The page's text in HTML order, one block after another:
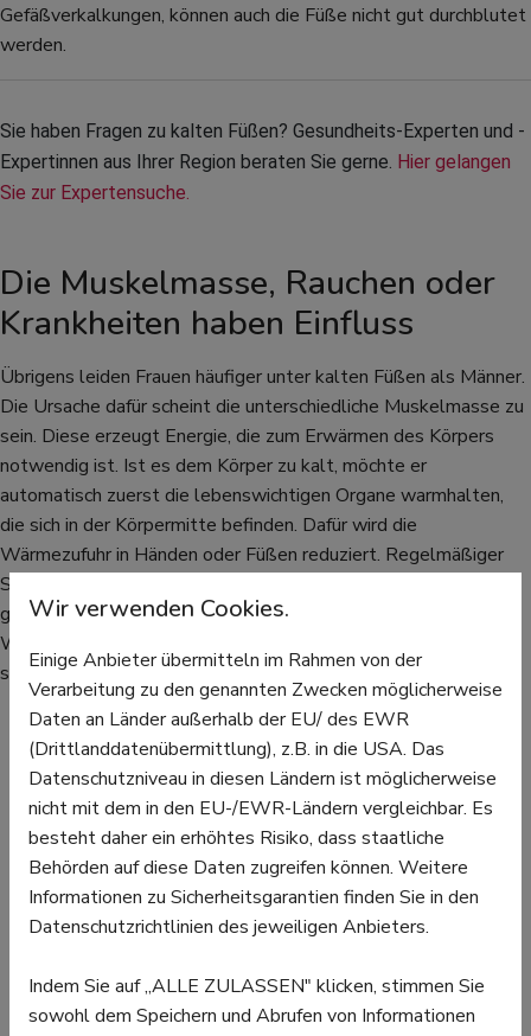
Gefäßverkalkungen, können auch die Füße nicht gut durchblutet
werden.
Sie haben Fragen zu kalten Füßen? Gesundheits-Experten und -
Expertinnen aus Ihrer Region beraten Sie gerne. Hier gelangen
Sie zur Expertensuche.
Die Muskelmasse, Rauchen oder
Krankheiten haben Einfluss
Übrigens leiden Frauen häufiger unter kalten Füßen als Männer.
Die Ursache dafür scheint die unterschiedliche Muskelmasse zu
sein. Diese erzeugt Energie, die zum Erwärmen des Körpers
notwendig ist. Ist es dem Körper zu kalt, möchte er
automatisch zuerst die lebenswichtigen Organe warmhalten,
die sich in der Körpermitte befinden. Dafür wird die
Wärmezufuhr in Händen oder Füßen reduziert. Regelmäßiger
Sport und damit eine höhere Muskelmasse kann also auch
gegen kalte Füße helfen.
Weitere Faktoren, die die Durchblutung der Füße behindern,
sind:
Rauchen: Rauchen kann Arterienerkrankungen fördern.
Diabetes: Auch diese Krankheit kann für eine schlechte
Durchblutung der Füße verantwortlich sein.
Einnahme von Medikamenten: Wenn sich diese auf das
vegetative Nervensystem auswirken, kann das zu kalten
Füßen führen.
Hormonelle Probleme: Eine Schilddrüsenunterfunktion
kann sich negativ auf die Wärmeregulierung im Körper
Wir verwenden Cookies.
Einige Anbieter übermitteln im Rahmen von der
Verarbeitung zu den genannten Zwecken möglicherweise
Daten an Länder außerhalb der EU/ des EWR
(Drittlanddatenübermittlung), z.B. in die USA. Das
Datenschutzniveau in diesen Ländern ist möglicherweise
nicht mit dem in den EU-/EWR-Ländern vergleichbar. Es
besteht daher ein erhöhtes Risiko, dass staatliche
Behörden auf diese Daten zugreifen können. Weitere
Informationen zu Sicherheitsgarantien finden Sie in den
Datenschutzrichtlinien des jeweiligen Anbieters.
Indem Sie auf „ALLE ZULASSEN" klicken, stimmen Sie
sowohl dem Speichern und Abrufen von Informationen